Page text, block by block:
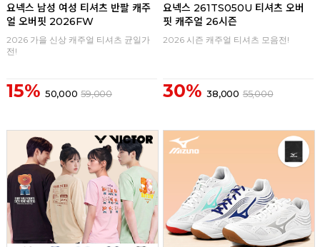
요넥스 남성 여성 티셔츠 반팔 캐주
얼 오버핏 2026FW
2026 가을 신상 캐주얼 티셔츠 균일가
전!
15% 50,000 59,000
요넥스 261TS050U 티셔츠 오버
핏 캐주얼 26시즌
2026 시즌 캐주얼 티셔츠 모음전!
30% 38,000 55,000